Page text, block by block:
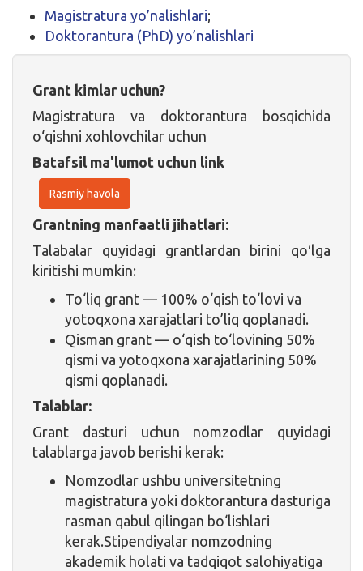
Magistratura yo’nalishlari;
Doktorantura (PhD) yo’nalishlari
Grant kimlar uchun?
Magistratura va doktorantura bosqichida
o‘qishni xohlovchilar uchun
Batafsil ma'lumot uchun link
Rasmiy havola
Grantning manfaatli jihatlari:
Talabalar quyidagi grantlardan birini qoʻlga
kiritishi mumkin:
To‘liq grant — 100% o‘qish to‘lovi va
yotoqxona xarajatlari to’liq qoplanadi.
Qisman grant — o‘qish to‘lovining 50%
qismi va yotoqxona xarajatlarining 50%
qismi qoplanadi.
Talablar:
Grant dasturi uchun nomzodlar quyidagi
talablarga javob berishi kerak:
Nomzodlar ushbu universitetning
magistratura yoki doktorantura dasturiga
rasman qabul qilingan bo‘lishlari
kerak.Stipendiyalar nomzodning
akademik holati va tadqiqot salohiyatiga